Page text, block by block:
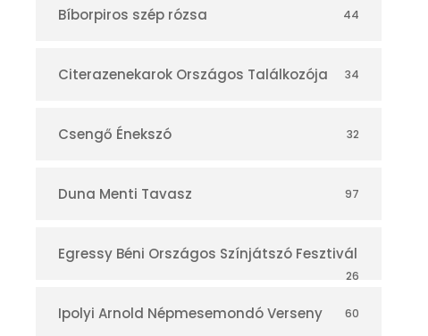
Bíborpiros szép rózsa 44
Citerazenekarok Országos Találkozója 34
Csengő Énekszó 32
Duna Menti Tavasz 97
Egressy Béni Országos Színjátszó Fesztivál
26
Ipolyi Arnold Népmesemondó Verseny 60